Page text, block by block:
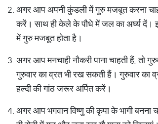
अगर आप अपनी कुंडली में गुरु मजबूत करना
करें। साथ ही केले के पौधे में जल का अर्घ्य दें।
में गुरु मजबूत होता है।
अगर आप मनचाही नौकरी पाना चाहती हैं,
गुरुवार का व्रत भी रख सकती हैं। गुरुवार का
हल्दी की गांठ जरूर अर्पित करें।
अगर आप भगवान विष्णु की कृपा के भागी बनना